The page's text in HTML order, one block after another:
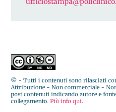
© - Tutti i contenuti sono rilasciati
Attribuzione - Non commerciale -
post contenuti indicando autore e
collegamento.Più info qui.